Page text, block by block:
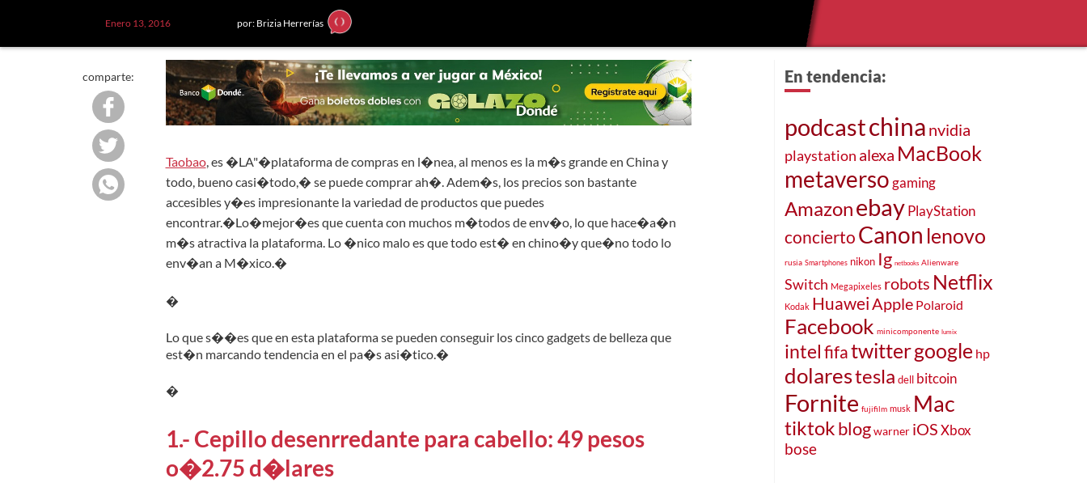
Enero 13, 2016 por: Brizia Herrerías
comparte:
Taobao, es �LA"�plataforma de compras en l�nea, al menos es la m�s grande en China y
todo, bueno casi�todo,� se puede comprar ah�. Adem�s, los precios son bastante
accesibles y�es impresionante la variedad de productos que puedes
encontrar.�Lo�mejor�es que cuenta con muchos m�todos de env�o, lo que hace�a�n
m�s atractiva la plataforma. Lo �nico malo es que todo est� en chino�y que�no todo lo
env�an a M�xico.�
�
Lo que s��es que en esta plataforma se pueden conseguir los cinco gadgets de belleza que
est�n marcando tendencia en el pa�s asi�tico.�
�
1.- Cepillo desenrredante para cabello: 49 pesos
o�2.75 d�lares
En tendencia:
podcastchina nvidia
playstation alexa MacBook
metaverso gaming
AmazonebayPlayStation
conciertoCanon lenovo
rusia Smartphones nikon Ig netbooks Alienware
Switch Megapixeles robots Netflix
Kodak HuaweiApple Polaroid
Facebook minicomponente lumix
intelfifatwittergoogle hp
dolarestesla dell bitcoin
Fornite fujifilm musk Mac
tiktokblogwarner iOSXbox
bose